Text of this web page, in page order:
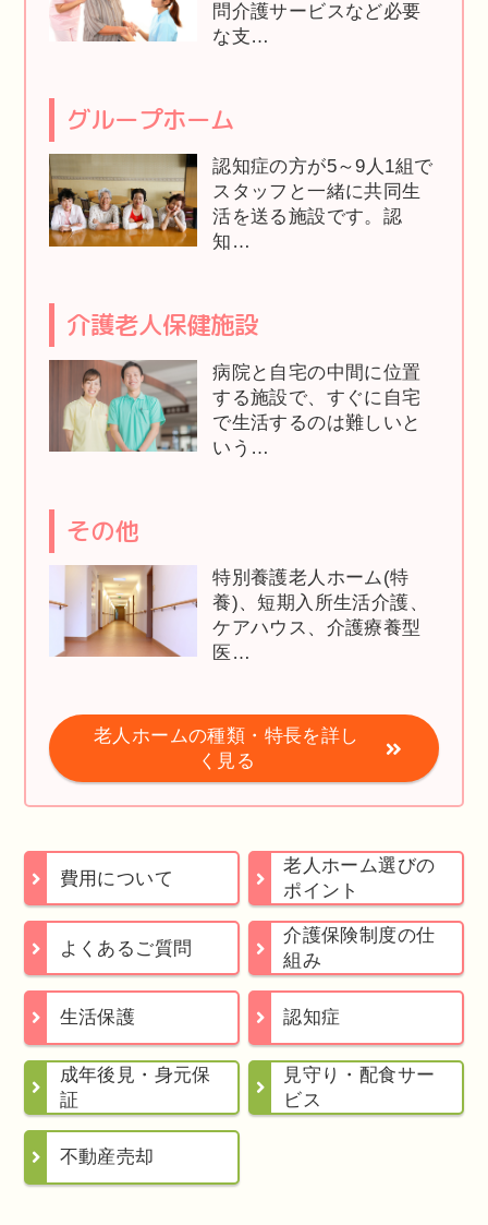
問介護サービスなど必要
な支…
グループホーム
認知症の方が5～9人1組で
スタッフと一緒に共同生
活を送る施設です。認
知…
介護老人保健施設
病院と自宅の中間に位置
する施設で、すぐに自宅
で生活するのは難しいと
いう…
その他
特別養護老人ホーム(特
養)、短期入所生活介護、
ケアハウス、介護療養型
医…
老人ホームの種類・特長を詳し
く見る
費用について
老人ホーム選びの
ポイント
よくあるご質問
介護保険制度の仕
組み
生活保護 認知症
成年後見・身元保
証
見守り・配食サー
ビス
不動産売却